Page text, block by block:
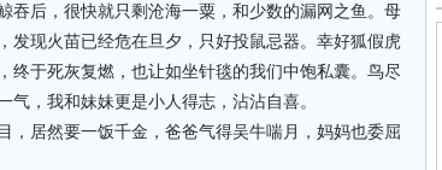
吞后，很快就只剩沧海一粟，和少数的漏网之鱼。母
发现火苗已经危在旦夕，只好投鼠忌器。幸好狐假虎
终于死灰复燃，也让如坐针毯的我们中饱私囊。鸟尽
气，我和妹妹更是小人得志，沾沾自喜。
，居然要一饭千金，爸爸气得吴牛喘月，妈妈也委屈